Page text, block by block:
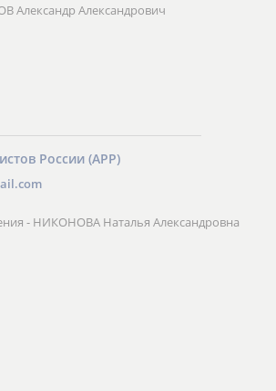
Александр Александрович
России (АРР)
- НИКОНОВА Наталья Александровна